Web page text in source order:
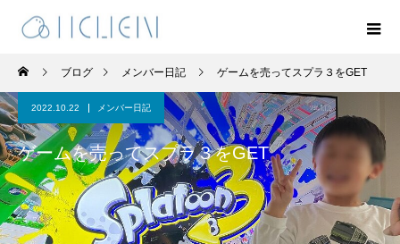
ブログ メンバー日記 ゲームを売ってスプラ３をGET
2022.10.22 メンバー日記
ゲームを売ってスプラ３をGET